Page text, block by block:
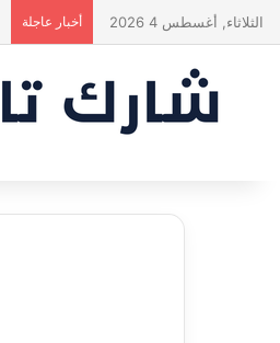
الثلاثاء, أغسطس 4 2026 أخبار عاجلة